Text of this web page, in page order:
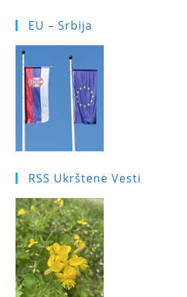
EU – Srbija
RSS Ukrštene Vesti